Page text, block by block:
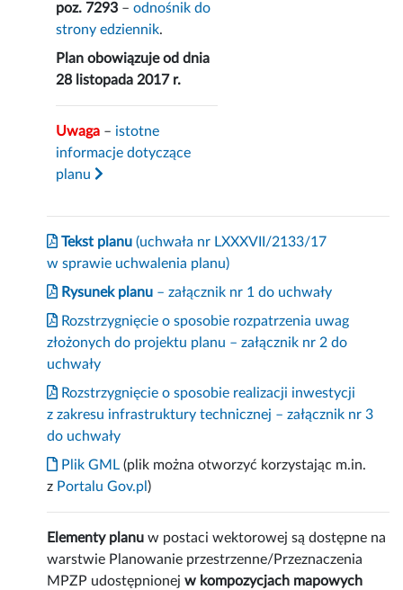
poz. 7293 –odnośnik do
strony edziennik.
Plan obowiązuje od dnia
28 listopada 2017 r.
Uwaga – istotne
informacje dotyczące
planu
Tekst planu (uchwała nr LXXXVII/2133/17
w sprawie uchwalenia planu)
Rysunek planu – załącznik nr 1 do uchwały
Rozstrzygnięcie o sposobie rozpatrzenia uwag
złożonych do projektu planu – załącznik nr 2 do
uchwały
Rozstrzygnięcie o sposobie realizacji inwestycji
z zakresu infrastruktury technicznej – załącznik nr 3
do uchwały
Plik GML (plik można otworzyć korzystając m.in.
z Portalu Gov.pl )
Elementy planu w postaci wektorowej są dostępne na
warstwie Planowanie przestrzenne/Przeznaczenia
MPZP udostępnionejw kompozycjach mapowych